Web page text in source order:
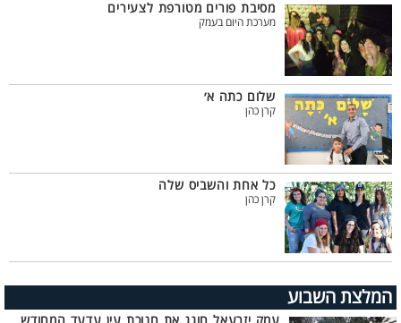
מסיבת פורים מטורפת לצעירים
מערכת היום בעמק
שלום כתה א׳
קרן כהן
כל אחת והשביס שלה
קרן כהן
המלצת השבוע